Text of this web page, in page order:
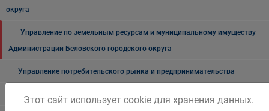
округа
Управление по земельным ресурсам и муниципальному имуществу
Администрации Беловского городского округа
Управление потребительского рынка и предпринимательства
Отдел по учету и распределению жилой площади
Этот сайт использует cookie для хранения данных.